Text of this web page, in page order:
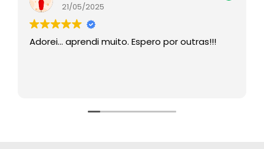
21/05/2025
Adorei… aprendi muito. Espero por outras!!!